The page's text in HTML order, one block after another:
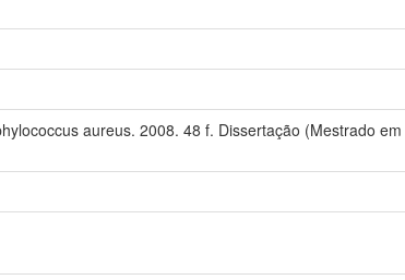
aureus. 2008. 48 f. Dissertação (Mestrado